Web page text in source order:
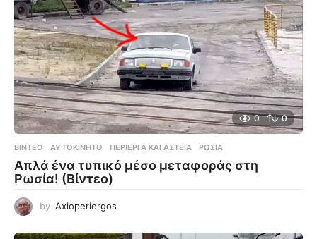
0 0
ΒΊΝΤΕΟ ΑΥΤΟΚΊΝΗΤΟ ,ΠΕΡΊΕΡΓΑ ΚΑΙ ΑΣΤΕΊΑ ,ΡΩΣΊΑ
Απλά ένα τυπικό μέσο μεταφοράς στη
Ρωσία! (Βίντεο)
by Axioperiergos